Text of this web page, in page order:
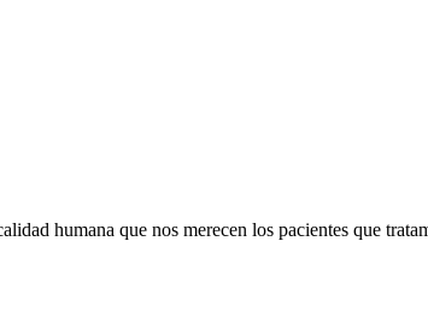
humana que nos merecen los pacientes que